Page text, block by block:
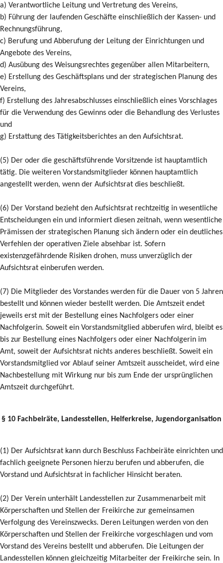
a) Verantwortliche Leitung und Vertretung des Vereins,
b) Führung der laufenden Geschäfte einschließlich der Kassen- und
Rechnungsführung,
c) Berufung und Abberufung der Leitung der Einrichtungen und
Angebote des Vereins,
d) Ausübung des Weisungsrechtes gegenüber allen Mitarbeitern,
e) Erstellung des Geschäftsplans und der strategischen Planung des
Vereins,
f) Erstellung des Jahresabschlusses einschließlich eines Vorschlages
für die Verwendung des Gewinns oder die Behandlung des Verlustes
und
g) Erstattung des Tätigkeitsberichtes an den Aufsichtsrat.
(5) Der oder die geschäftsführende Vorsitzende ist hauptamtlich
tätig. Die weiteren Vorstandsmitglieder können hauptamtlich
angestellt werden, wenn der Aufsichtsrat dies beschließt.
(6) Der Vorstand bezieht den Aufsichtsrat rechtzeitig in wesentliche
Entscheidungen ein und informiert diesen zeitnah, wenn wesentliche
Prämissen der strategischen Planung sich ändern oder ein deutliches
Verfehlen der operativen Ziele absehbar ist. Sofern
existenzgefährdende Risiken drohen, muss unverzüglich der
Aufsichtsrat einberufen werden.
(7) Die Mitglieder des Vorstandes werden für die Dauer von 5 Jahren
bestellt und können wieder bestellt werden. Die Amtszeit endet
jeweils erst mit der Bestellung eines Nachfolgers oder einer
Nachfolgerin. Soweit ein Vorstandsmitglied abberufen wird, bleibt es
bis zur Bestellung eines Nachfolgers oder einer Nachfolgerin im
Amt, soweit der Aufsichtsrat nichts anderes beschließt. Soweit ein
Vorstandsmitglied vor Ablauf seiner Amtszeit ausscheidet, wird eine
Nachbestellung mit Wirkung nur bis zum Ende der ursprünglichen
Amtszeit durchgeführt.
§ 10 Fachbeiräte, Landesstellen, Helferkreise, Jugendorganisation
(1) Der Aufsichtsrat kann durch Beschluss Fachbeiräte einrichten und
fachlich geeignete Personen hierzu berufen und abberufen, die
Vorstand und Aufsichtsrat in fachlicher Hinsicht beraten.
(2) Der Verein unterhält Landesstellen zur Zusammenarbeit mit
Körperschaften und Stellen der Freikirche zur gemeinsamen
Verfolgung des Vereinszwecks. Deren Leitungen werden von den
Körperschaften und Stellen der Freikirche vorgeschlagen und vom
Vorstand des Vereins bestellt und abberufen. Die Leitungen der
Landesstellen können gleichzeitig Mitarbeiter der Freikirche sein. In